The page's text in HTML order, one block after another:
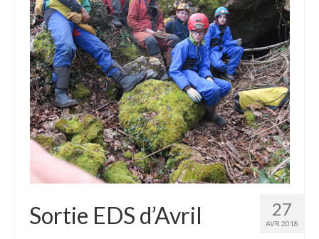
Comptes rendus d’AG
Comptes rendus de CA
Comptes rendus des Commissions
Contact
27
AVR 2018
Sortie EDS d’Avril